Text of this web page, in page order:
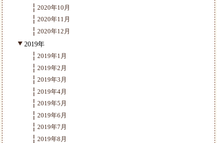
2020年10月
2020年11月
2020年12月
2019年
2019年1月
2019年2月
2019年3月
2019年4月
2019年5月
2019年6月
2019年7月
2019年8月